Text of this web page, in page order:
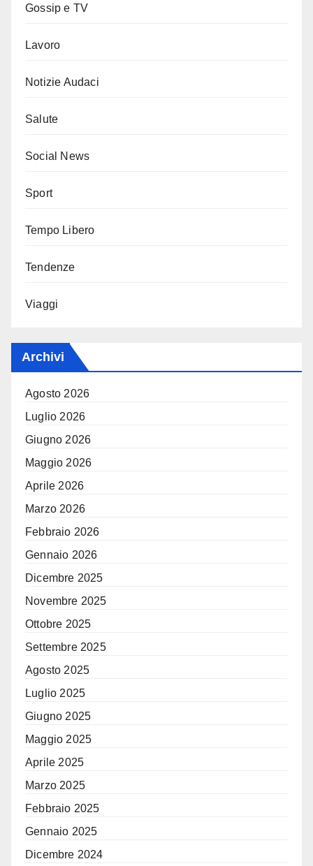
Gossip e TV
Lavoro
Notizie Audaci
Salute
Social News
Sport
Tempo Libero
Tendenze
Viaggi
Archivi
Agosto 2026
Luglio 2026
Giugno 2026
Maggio 2026
Aprile 2026
Marzo 2026
Febbraio 2026
Gennaio 2026
Dicembre 2025
Novembre 2025
Ottobre 2025
Settembre 2025
Agosto 2025
Luglio 2025
Giugno 2025
Maggio 2025
Aprile 2025
Marzo 2025
Febbraio 2025
Gennaio 2025
Dicembre 2024